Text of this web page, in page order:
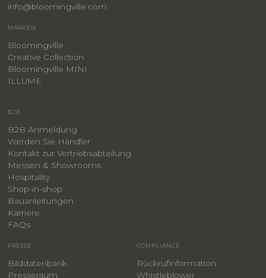
info@bloomingville.com
MARKEN
Bloomingville
Creative Collection
Bloomingville MINI
ILLUME
B2B
B2B Anmeldung
Werden Sie Händler
Kontakt zur Vertriebsabteilung
Messen & Showrooms
Hospitality
Shop-in-shop
Bauanleitungen
​Karriere
FAQs
PRESSE
Bilddatenbank
Presseraum
COMPLIANCE
Rückrufinformation
Whistleblower